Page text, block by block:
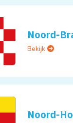
Noord-
Bekijk
Noord-